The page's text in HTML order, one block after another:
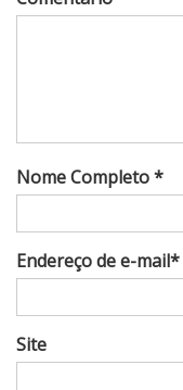
Nome Completo *
Endereço de e-mail*
Site